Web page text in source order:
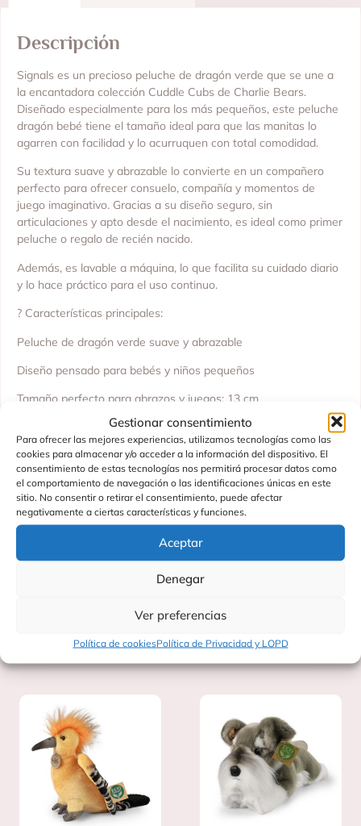
Gestionar consentimiento
Para ofrecer las mejores experiencias, utilizamos tecnologías como las
cookies para almacenar y/o acceder a la información del dispositivo. El
consentimiento de estas tecnologías nos permitirá procesar datos como
el comportamiento de navegación o las identificaciones únicas en este
sitio. No consentir o retirar el consentimiento, puede afectar
negativamente a ciertas características y funciones.
Aceptar
Denegar
Ver preferencias
Política de cookiesPolítica de Privacidad y LOPD
Descripción
Signals es un precioso peluche de dragón verde que se une a
la encantadora colección Cuddle Cubs de Charlie Bears.
Diseñado especialmente para los más pequeños, este peluche
dragón bebé tiene el tamaño ideal para que las manitas lo
agarren con facilidad y lo acurruquen con total comodidad.
Su textura suave y abrazable lo convierte en un compañero
perfecto para ofrecer consuelo, compañía y momentos de
juego imaginativo. Gracias a su diseño seguro, sin
articulaciones y apto desde el nacimiento, es ideal como primer
peluche o regalo de recién nacido.
Además, es lavable a máquina, lo que facilita su cuidado diario
y lo hace práctico para el uso continuo.
? Características principales:
Peluche de dragón verde suave y abrazable
Diseño pensado para bebés y niños pequeños
Tamaño perfecto para abrazos y juegos: 13 cm
Lavable a máquina para un mantenimiento sencillo
Sin articulaciones, mayor seguridad
Apto desde el nacimiento
Un amigo dragón que escupe fuego, siempre listo para ofrecer
consuelo, compañía y abrazos llenos de magia.
Fabricado por: Charlie Bears
Origen: Hecho en Indonesia
Productos Relacionados